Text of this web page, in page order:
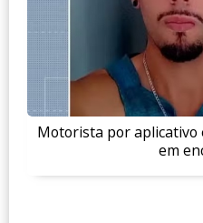
Motorista por aplicativo
em